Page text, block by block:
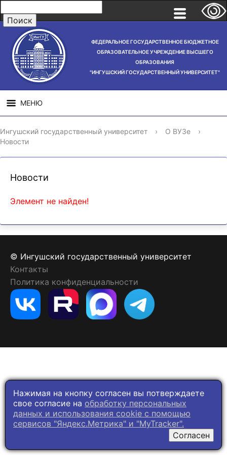
ФЕДЕРАЛЬНОЕ ГОСУДАРСТВЕННОЕ БЮДЖЕТНОЕ
ОБРАЗОВАТЕЛЬНОЕ УЧРЕЖДЕНИЕ ВЫСШЕГО
ОБРАЗОВАНИЯ
"ИНГУШСКИЙ ГОСУДАРСТВЕННЫЙ УНИВЕРСИТЕТ"
МЕНЮ
СВЕДЕНИЯ ОБ
ОБРАЗОВАТЕЛЬНОЙ
НАУЧНАЯ
ДЕЯТЕЛЬНОСТЬ
Ингушский государственный университет › О ВУЗе
›
Новости
Новости
Элемент не найден!
© Ингушский государственный университет
Контакты
Политика конфиденциальности
Нажимая на кнопку согласен вы потверждаете
свое согласие на обработку персональных
данных и использования cookie c помощью
сервисов "Яндекс.Метрика" и "MyTracker".
Согласен